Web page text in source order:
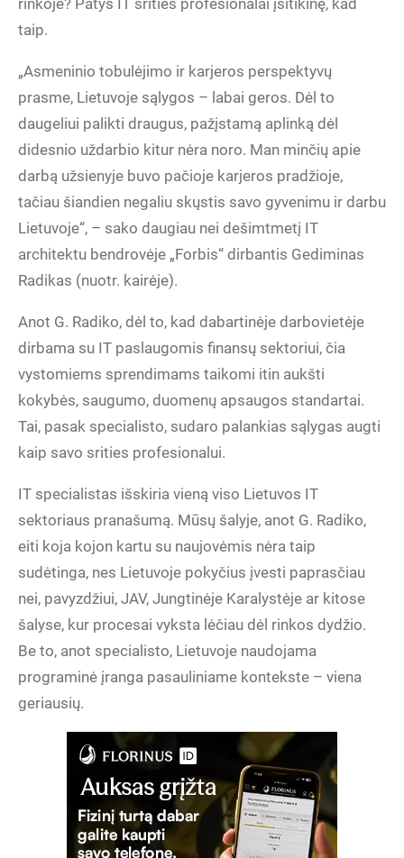
rinkoje? Patys IT srities profesionalai įsitikinę, kad
taip.
„Asmeninio tobulėjimo ir karjeros perspektyvų
prasme, Lietuvoje sąlygos – labai geros. Dėl to
daugeliui palikti draugus, pažįstamą aplinką dėl
didesnio uždarbio kitur nėra noro. Man minčių apie
darbą užsienyje buvo pačioje karjeros pradžioje,
tačiau šiandien negaliu skųstis savo gyvenimu ir darbu
Lietuvoje“, – sako daugiau nei dešimtmetį IT
architektu bendrovėje „Forbis“ dirbantis Gediminas
Radikas (nuotr. kairėje).
Anot G. Radiko, dėl to, kad dabartinėje darbovietėje
dirbama su IT paslaugomis finansų sektoriui, čia
vystomiems sprendimams taikomi itin aukšti
kokybės, saugumo, duomenų apsaugos standartai.
Tai, pasak specialisto, sudaro palankias sąlygas augti
kaip savo srities profesionalui.
IT specialistas išskiria vieną viso Lietuvos IT
sektoriaus pranašumą. Mūsų šalyje, anot G. Radiko,
eiti koja kojon kartu su naujovėmis nėra taip
sudėtinga, nes Lietuvoje pokyčius įvesti paprasčiau
nei, pavyzdžiui, JAV, Jungtinėje Karalystėje ar kitose
šalyse, kur procesai vyksta lėčiau dėl rinkos dydžio.
Be to, anot specialisto, Lietuvoje naudojama
programinė įranga pasauliniame kontekste – viena
geriausių.